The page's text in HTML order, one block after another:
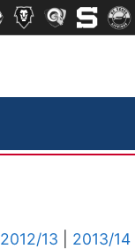
2012/13 2013/14